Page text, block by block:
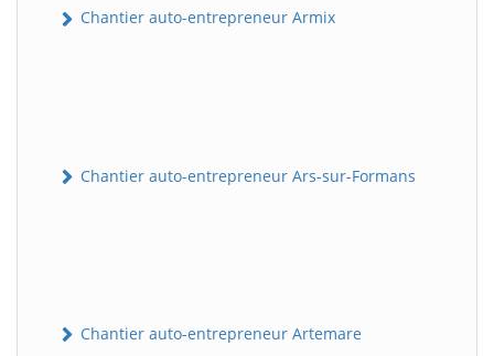
Chantier auto-entrepreneur Armix
Chantier auto-entrepreneur Ars-sur-Formans
Chantier auto-entrepreneur Artemare